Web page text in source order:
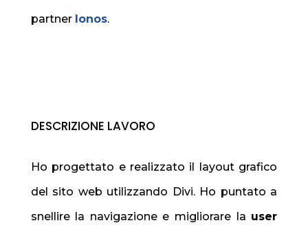
partner Ionos.
DESCRIZIONE LAVORO
Ho progettato e realizzato il layout grafico
del sito web utilizzando Divi. Ho puntato a
snellire la navigazione e migliorare la user